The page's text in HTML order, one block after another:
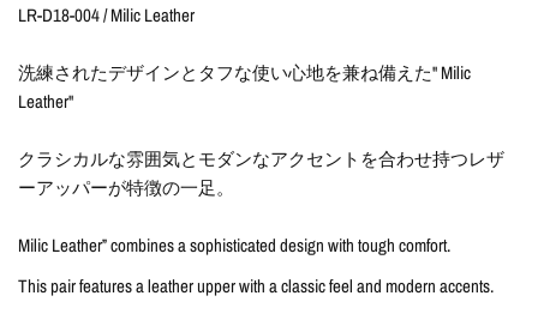
LR-D18-004 / Milic Leather
洗練されたデザインとタフな使い心地を兼ね備えた" Milic
Leather"
クラシカルな雰囲気とモダンなアクセントを合わせ持つレザ
ーアッパーが特徴の一足。
Milic Leather” combines a sophisticated design with tough comfort.
This pair features a leather upper with a classic feel and modern accents.